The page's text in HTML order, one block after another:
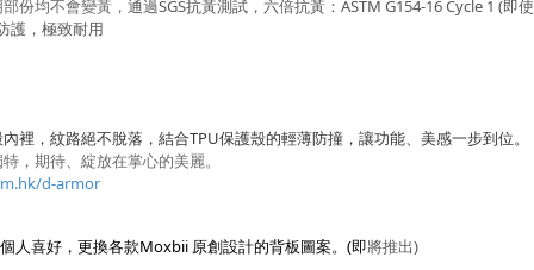
份均不會變黃， 通過SGS抗黃測試，六倍抗黃：ASTM G154-16 Cycle 1 (即
護，極致耐用
裡，紋路絕不脫落，結合TPU保護殼的輕薄防撞，讓功能、美感一步到位。
，期待、綻放在掌心的美麗。
d-armor
人喜好，更換各款Moxbii 原創設計的背板圖案。(即將推出)